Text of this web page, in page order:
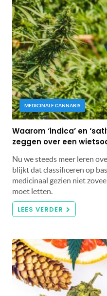
MEDICINALE CANNABIS
Waarom ‘indica’ en
zeggen over een
Nu we steeds meer leren
blijkt dat classificeren op
medicinaal gezien niet
moet letten.
LEES VERDER